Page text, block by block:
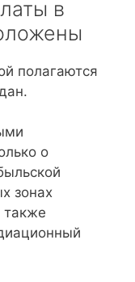
в
полагаются
о
зонах
также